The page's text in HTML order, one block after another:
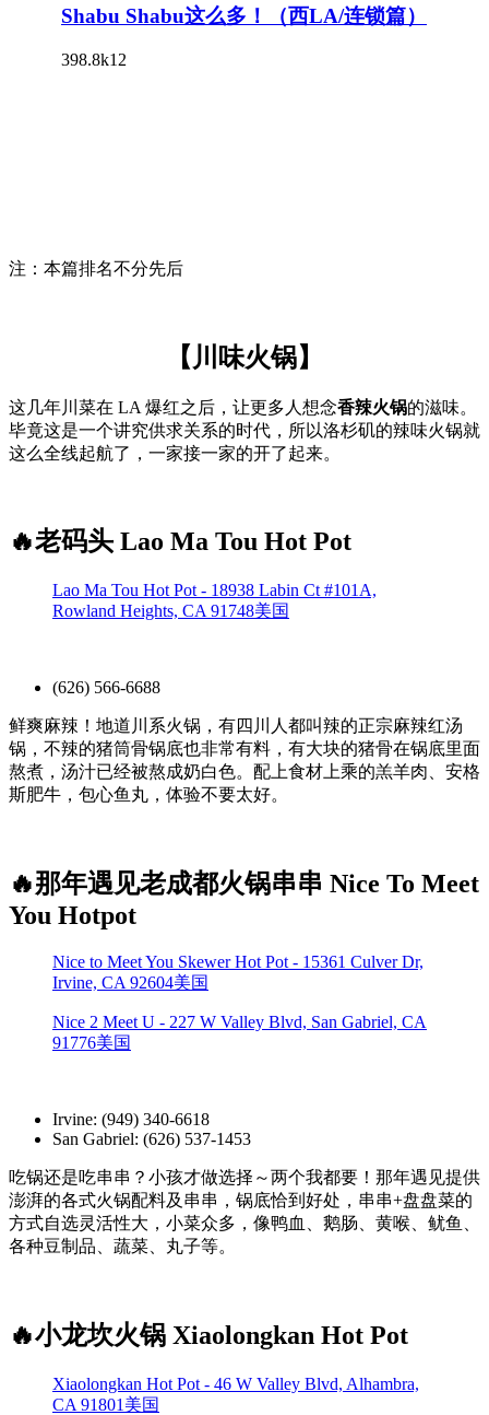
注：本篇排名不分先后
【川味火锅】
这几年川菜在 LA 爆红之后，让更多人想念香辣火锅的滋味。
毕竟这是一个讲究供求关系的时代，所以洛杉矶的辣味火锅就
这么全线起航了，一家接一家的开了起来。
🔥老码头 Lao Ma Tou Hot Pot
Lao Ma Tou Hot Pot - 18938 Labin Ct #101A,
Rowland Heights, CA 91748美国
(626) 566-6688
鲜爽麻辣！地道川系火锅，有四川人都叫辣的正宗麻辣红汤
锅，不辣的猪筒骨锅底也非常有料，有大块的猪骨在锅底里面
熬煮，汤汁已经被熬成奶白色。配上食材上乘的羔羊肉、安格
斯肥牛，包心鱼丸，体验不要太好。
🔥那年遇见老成都火锅串串 Nice To Meet
You Hotpot
Nice to Meet You Skewer Hot Pot - 15361 Culver Dr,
Irvine, CA 92604美国
Nice 2 Meet U - 227 W Valley Blvd, San Gabriel, CA
91776美国
Irvine: (949) 340-6618
San Gabriel: (626) 537-1453
吃锅还是吃串串？小孩才做选择～两个我都要！那年遇见提供
澎湃的各式火锅配料及串串，锅底恰到好处，串串+盘盘菜的
方式自选灵活性大，小菜众多，像鸭血、鹅肠、黄喉、鱿鱼、
各种豆制品、蔬菜、丸子等。
🔥小龙坎火锅 Xiaolongkan Hot Pot
Xiaolongkan Hot Pot - 46 W Valley Blvd, Alhambra,
CA 91801美国